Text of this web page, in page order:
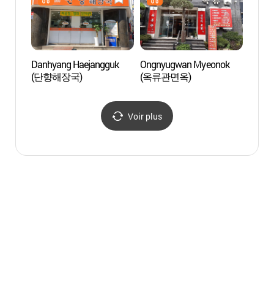
Danhyang Haejangguk
(단향해장국)
Ongnyugwan Myeonok
(옥류관면옥)
Voir plus